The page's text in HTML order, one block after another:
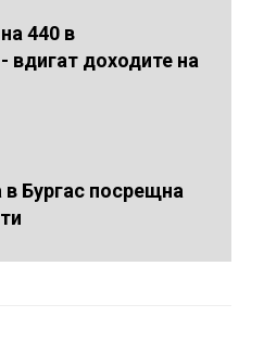
440 в
вдигат доходите на
Бургас посрещна